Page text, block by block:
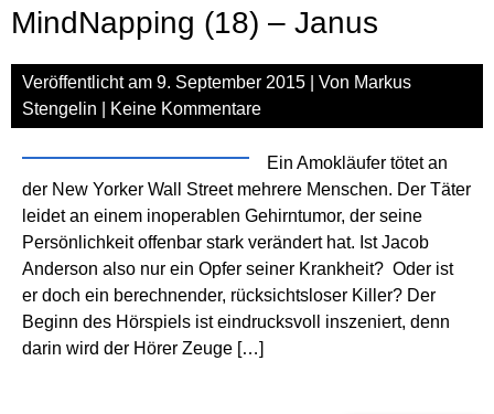
MindNapping (18) – Janus
Veröffentlicht am 9. September 2015 | Von Markus
Stengelin
Keine Kommentare
Ein Amokläufer tötet an
der New Yorker Wall Street mehrere Menschen. Der Täter
leidet an einem inoperablen Gehirntumor, der seine
Persönlichkeit offenbar stark verändert hat. Ist Jacob
Anderson also nur ein Opfer seiner Krankheit? Oder ist
er doch ein berechnender, rücksichtsloser Killer? Der
Beginn des Hörspiels ist eindrucksvoll inszeniert, denn
darin wird der Hörer Zeuge […]